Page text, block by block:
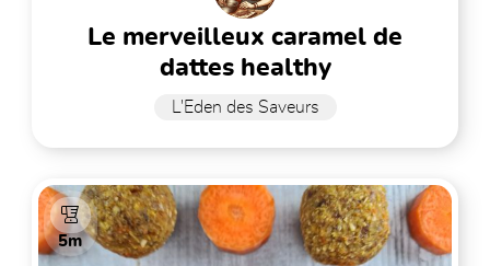
le merveilleux caramel de
dattes healthy
L'Eden des Saveurs
5m